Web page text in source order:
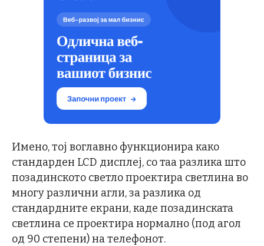
Имено, тој воглавно функционира како
стандарден LCD дисплеј, со таа разлика што
позадинското светло проектира светлина во
многу различни агли, за разлика од
стандардните екрани, каде позадинската
светлина се проектира нормално (под агол
од 90 степени) на телефонот.